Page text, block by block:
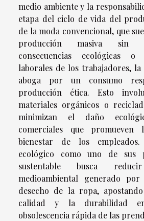
medio ambiente y la
etapa del ciclo de vida del
de la moda convencional, que
producción masiva sin
consecuencias ecológicas
laborales de los trabajadores, la
aboga por un consumo
producción ética. Esto
materiales orgánicos o
minimizan el daño
comerciales que
bienestar de los
ecológico como uno de sus
sustentable busca
medioambiental generado
desecho de la ropa,
calidad y la durabilidad
obsolescencia rápida de las